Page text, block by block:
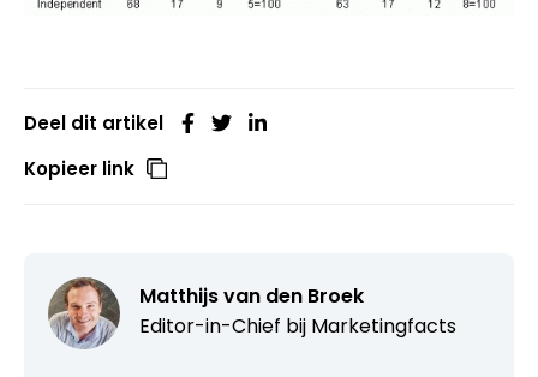
Deel dit artikel
Kopieer link
Matthijs van den Broek
Editor-in-Chief bij Marketingfacts